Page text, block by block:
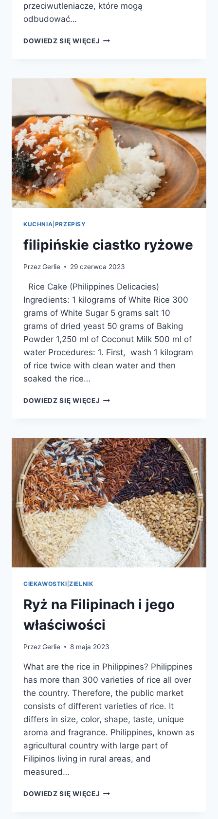
przeciwutleniacze, które mogą
odbudować…
DOWIEDZ SIĘ WIĘCEJ RYŻOWA
KUCHNIA PRZEPISY
filipińskie ciastko ryżowe
PrzezGerlie 29 czerwca 2023
Rice Cake (Philippines Delicacies)
Ingredients: 1 kilograms of White Rice 300
grams of White Sugar 5 grams salt 10
grams of dried yeast 50 grams of Baking
Powder 1,250 ml of Coconut Milk 500 ml of
water Procedures: 1. First, wash 1 kilogram
of rice twice with clean water and then
soaked the rice…
DOWIEDZ SIĘ WIĘCEJ FILIPIŃSKIE
CIEKAWOSTKI |ZIELNIK
Ryż na Filipinach i jego
właściwości
PrzezGerlie 8 maja 2023
What are the rice in Philippines? Philippines
has more than 300 varieties of rice all over
the country. Therefore, the public market
consists of different varieties of rice. It
differs in size, color, shape, taste, unique
aroma and fragrance. Philippines, known as
agricultural country with large part of
Filipinos living in rural areas, and
measured…
DOWIEDZ SIĘ WIĘCEJ RYŻ